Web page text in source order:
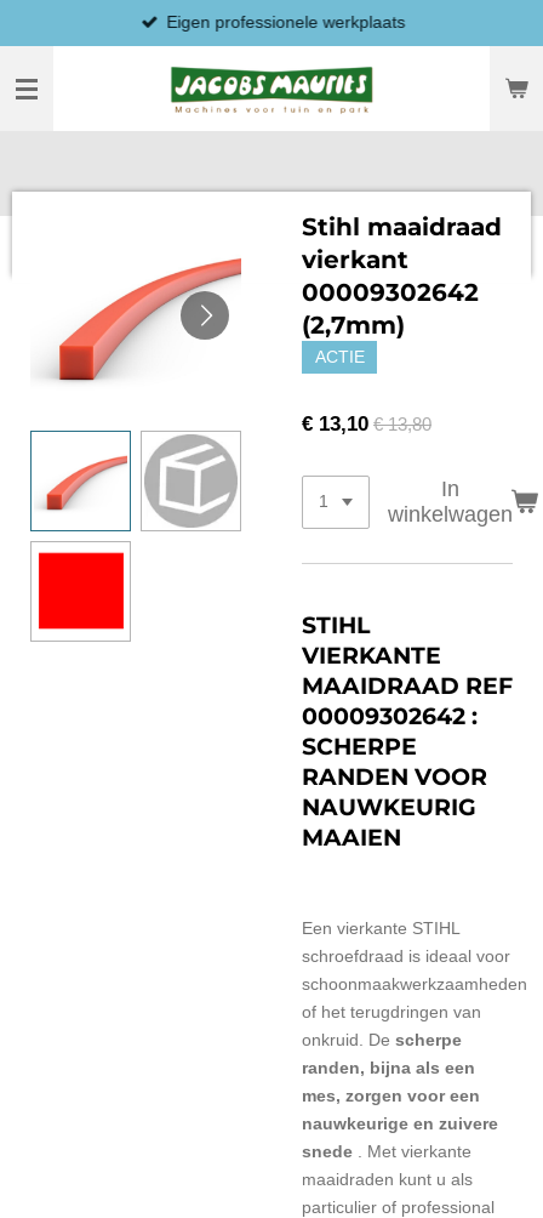
direct
naar
hoofdinhoud
Eigen professionele werkplaats
Stihl maaidraad
vierkant
00009302642
(2,7mm)
ACTIE
€ 13,10 € 13,80
In
winkelwagen
STIHL
VIERKANTE
MAAIDRAAD REF
00009302642 :
SCHERPE
RANDEN VOOR
NAUWKEURIG
MAAIEN
Een vierkante STIHL
schroefdraad is ideaal voor
schoonmaakwerkzaamheden
of het terugdringen van
onkruid. De scherpe
randen, bijna als een
mes, zorgen voor een
nauwkeurige en zuivere
snede
Met vierkante
maaidraden kunt u als
particulier of professional